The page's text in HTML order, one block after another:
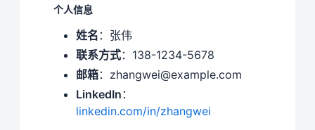
个人信息
姓名 ：张伟
联系方式：138-1234-5678
邮箱：zhangwei@example.com
LinkedIn ：
linkedin.com/in/zhangwei